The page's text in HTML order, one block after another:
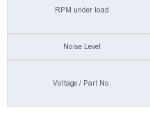
RPM under load
Noise Level
Voltage / Part No.